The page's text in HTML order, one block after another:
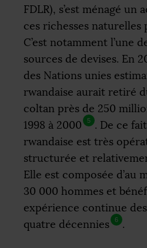
FDLR), s’est ménagé un
ces richesses
C’est notamment l’une
sources de devises. En
des Nations unies
rwandaise aurait retiré
coltan près de 250
1998 à 2000
5
. De ce
rwandaise est très
structurée et
Elle est composée d’au
30 000 hommes et
expérience continue
quatre décennies
6 .